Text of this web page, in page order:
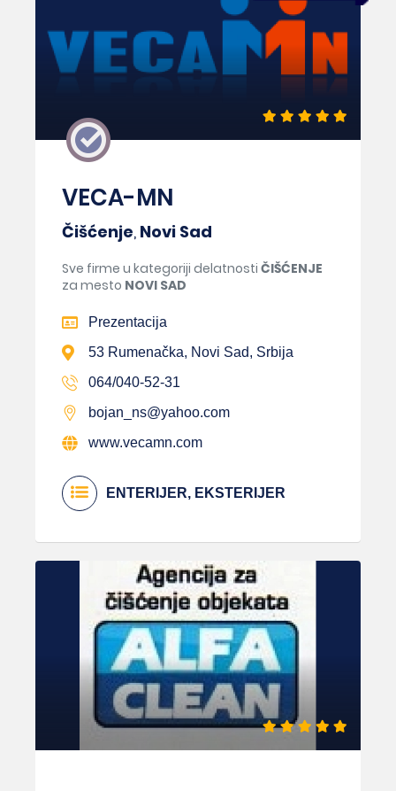
VECA-MN
Čišćenje, Novi Sad
Sve firme u kategoriji delatnosti ČIŠĆENJE
za mesto NOVI SAD
Prezentacija
53 Rumenačka, Novi Sad, Srbija
064/040-52-31
bojan_ns@yahoo.com
www.vecamn.com
ENTERIJER, EKSTERIJER